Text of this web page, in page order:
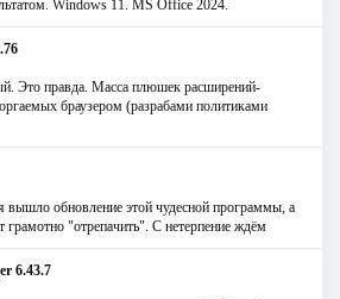
Windows 11. MS Offiсe 2024.
Это правда. Масса плюшек расширений-
браузером (разрабами политиками
вышло обновление этой чудесной программы, а
грамотно "отрепачить". С нетерпение ждём
6.43.7